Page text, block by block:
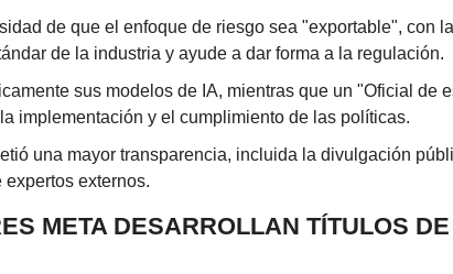
de que el enfoque de riesgo sea "exportable", con
de la industria y ayude a dar forma a la regulación.
sus modelos de IA, mientras que un "Oficial de
implementación y el cumplimiento de las políticas.
una mayor transparencia, incluida la divulgación
externos.
META DESARROLLAN TÍTULOS